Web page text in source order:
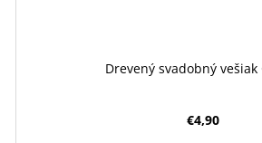
Drevený svadobný vešiak
€4,90